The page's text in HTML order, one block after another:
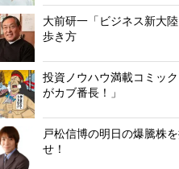
大前研一「ビジネス新大
歩き方
投資ノウハウ満載コミッ
がカブ番長！」
戸松信博の明日の爆騰株
せ！